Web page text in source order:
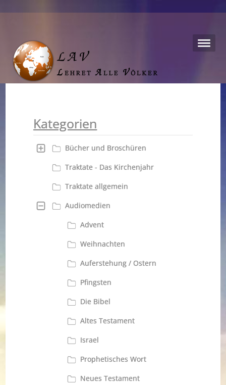
Kategorien
Bücher und Broschüren
Traktate - Das Kirchenjahr
Traktate allgemein
Audiomedien
Advent
Weihnachten
Auferstehung / Ostern
Pfingsten
Die Bibel
Altes Testament
Israel
Prophetisches Wort
Neues Testament